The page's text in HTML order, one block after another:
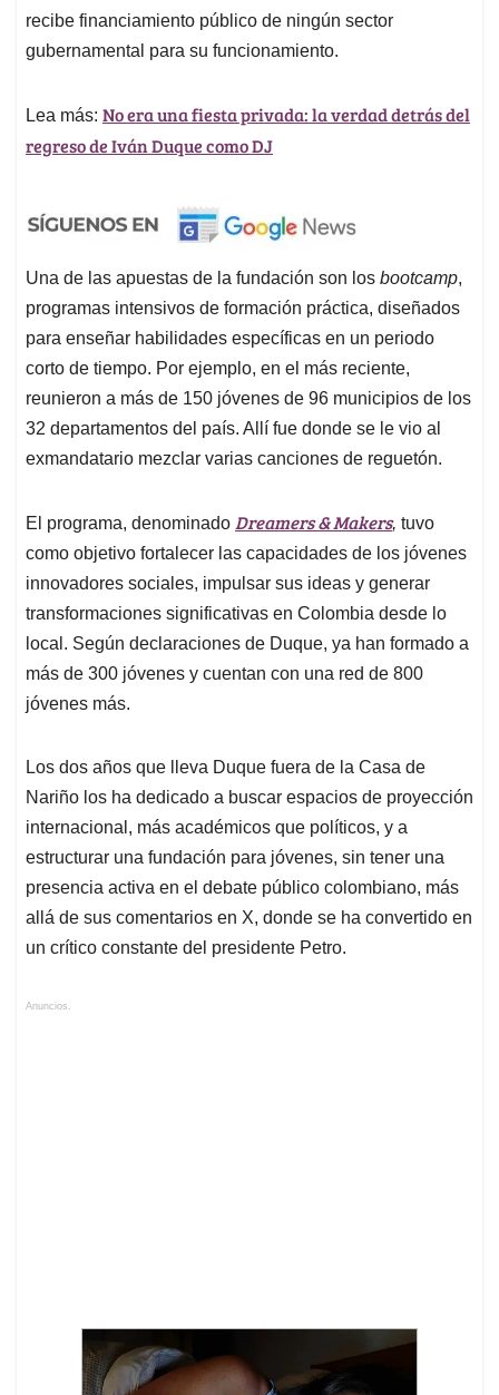
recibe financiamiento público de ningún sector
gubernamental para su funcionamiento.
Lea más: No era una fiesta privada: la verdad detrás del
regreso de Iván Duque como DJ
Una de las apuestas de la fundación son los bootcamp,
programas intensivos de formación práctica, diseñados
para enseñar habilidades específicas en un periodo
corto de tiempo. Por ejemplo, en el más reciente,
reunieron a más de 150 jóvenes de 96 municipios de los
32 departamentos del país. Allí fue donde se le vio al
exmandatario mezclar varias canciones de reguetón.
El programa, denominado Dreamers & Makers, tuvo
como objetivo fortalecer las capacidades de los jóvenes
innovadores sociales, impulsar sus ideas y generar
transformaciones significativas en Colombia desde lo
local. Según declaraciones de Duque, ya han formado a
más de 300 jóvenes y cuentan con una red de 800
jóvenes más.
Los dos años que lleva Duque fuera de la Casa de
Nariño los ha dedicado a buscar espacios de proyección
internacional, más académicos que políticos, y a
estructurar una fundación para jóvenes, sin tener una
presencia activa en el debate público colombiano, más
allá de sus comentarios en X, donde se ha convertido en
un crítico constante del presidente Petro.
Anuncios.